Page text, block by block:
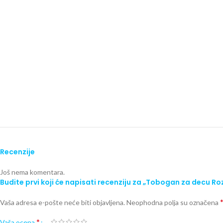
Recenzije
Još nema komentara.
Budite prvi koji će napisati recenziju za „Tobogan za decu
Vaša adresa e-pošte neće biti objavljena. Neophodna polja su označena *